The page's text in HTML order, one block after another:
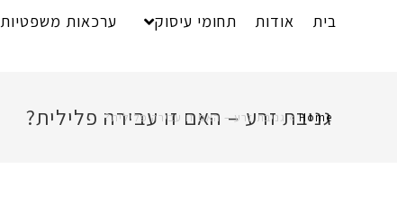
בית אודות תחומי עיסוק ערכאות משפטיות
גניבת זרע – האם זו עבירה פלילית?
Home
»גניבת זרע – האם זו עבירה פלילית?